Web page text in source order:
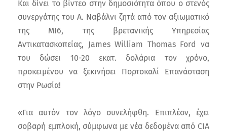
Και δίνει το βίντεο στην δημοσιότητα όπου ο στενός
συνεργάτης του Α. Ναβάλνι ζητά από τον αξιωματικό
της MI6, της βρετανικής Υπηρεσίας
Αντικατασκοπείας, James William Thomas Ford να
του δώσει 10-20 εκατ. δολάρια τον χρόνο,
προκειμένου να ξεκινήσει Πορτοκαλί Επανάσταση
στην Ρωσία!
«Για αυτόν τον λόγο συνελήφθη. Επιπλέον, έχει
σοβαρή εμπλοκή, σύμφωνα με νέα δεδομένα από CIA